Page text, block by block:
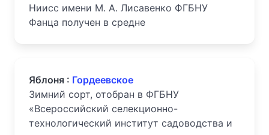
Ниисс имени М. А. Лисавенко ФГБНУ
Фанца получен в средне
Яблоня : Гордеевское
Зимний сорт, отобран в ФГБНУ
«Всероссийский селекционно-
технологический институт садоводства и